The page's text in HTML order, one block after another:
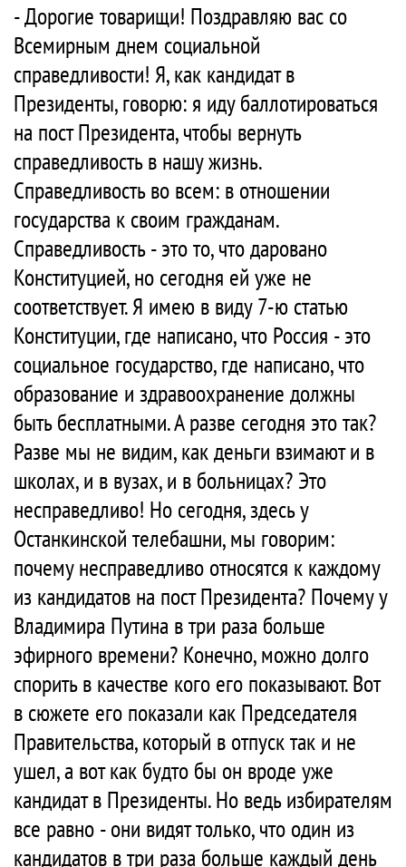
- Дорогие товарищи! Поздравляю вас со
Всемирным днем социальной
справедливости! Я, как кандидат в
Президенты, говорю: я иду баллотироваться
на пост Президента, чтобы вернуть
справедливость в нашу жизнь.
Справедливость во всем: в отношении
государства к своим гражданам.
Справедливость - это то, что даровано
Конституцией, но сегодня ей уже не
соответствует. Я имею в виду 7-ю статью
Конституции, где написано, что Россия - это
социальное государство, где написано, что
образование и здравоохранение должны
быть бесплатными. А разве сегодня это так?
Разве мы не видим, как деньги взимают и в
школах, и в вузах, и в больницах? Это
несправедливо! Но сегодня, здесь у
Останкинской телебашни, мы говорим:
почему несправедливо относятся к каждому
из кандидатов на пост Президента? Почему у
Владимира Путина в три раза больше
эфирного времени? Конечно, можно долго
спорить в качестве кого его показывают. Вот
в сюжете его показали как Председателя
Правительства, который в отпуск так и не
ушел, а вот как будто бы он вроде уже
кандидат в Президенты. Но ведь избирателям
все равно - они видят только, что один из
кандидатов в три раза больше каждый день